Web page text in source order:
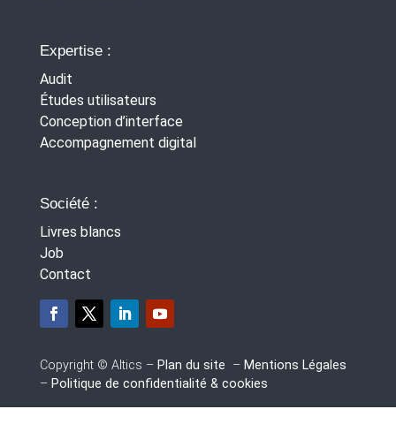
Expertise :
Audit
Études utilisateurs
Conception d’interface
Accompagnement digital
Société :
Livres blancs
Job
Contact
Copyright © Altics – Plan du site – Mentions Légales
– Politique de confidentialité & cookies